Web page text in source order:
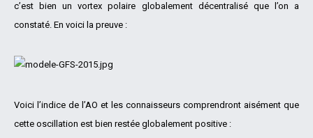
c’est bien un vortex polaire globalement décentralisé que l’on a
constaté. En voici la preuve :
Voici l’indice de l’AO et les connaisseurs comprendront aisément que
cette oscillation est bien restée globalement positive :